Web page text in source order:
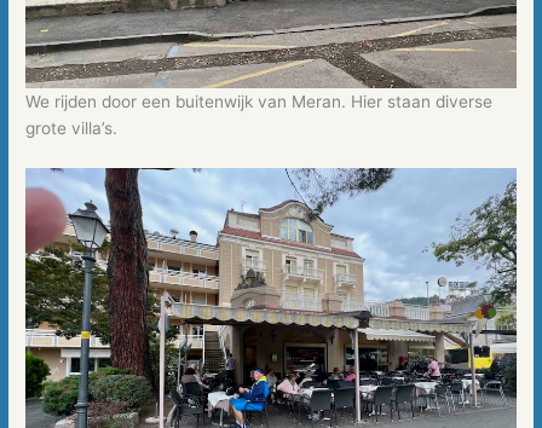
We rijden door een buitenwijk van Meran. Hier staan diverse
grote villa’s.